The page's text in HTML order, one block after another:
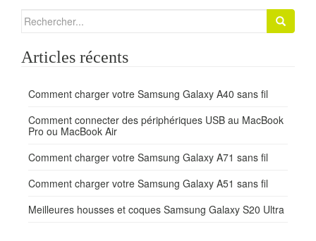
Search for:
Articles récents
Comment charger votre Samsung Galaxy A40 sans fil
Comment connecter des périphériques USB au MacBook
Pro ou MacBook Air
Comment charger votre Samsung Galaxy A71 sans fil
Comment charger votre Samsung Galaxy A51 sans fil
Meilleures housses et coques Samsung Galaxy S20 Ultra